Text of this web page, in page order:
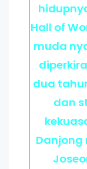
Hall of
muda
dua
dan
Danjong